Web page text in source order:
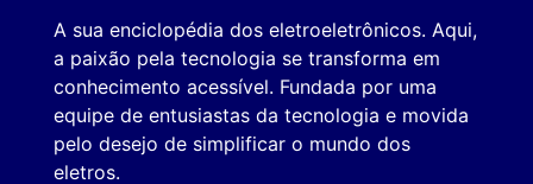
A sua enciclopédia dos eletroeletrônicos. Aqui,
a paixão pela tecnologia se transforma em
conhecimento acessível. Fundada por uma
equipe de entusiastas da tecnologia e movida
pelo desejo de simplificar o mundo dos
eletros.